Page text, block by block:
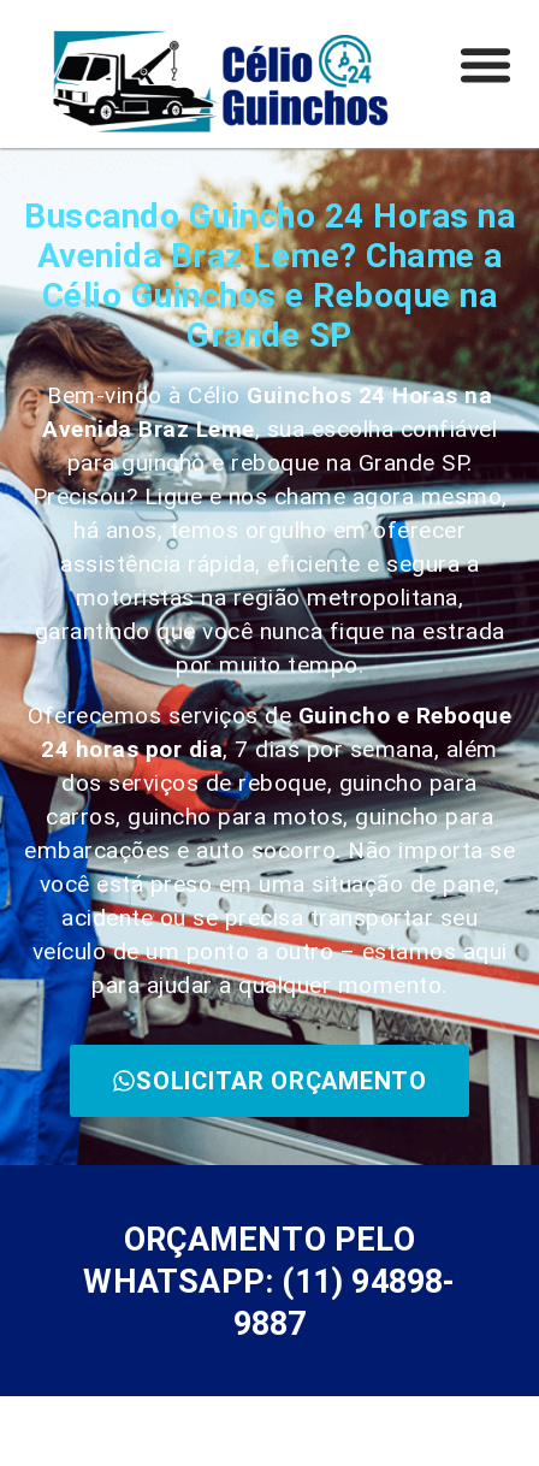
Buscando Guincho 24 Horas na
Avenida Braz Leme? Chame a
Célio Guinchos e Reboque na
Grande SP
Bem-vindo à CélioGuinchos 24 Horasna
Avenida Braz Leme, sua escolha confiável
para guincho e reboque na Grande SP.
Precisou? Ligue e nos chame agora mesmo,
há anos, temos orgulho em oferecer
assistência rápida, eficiente e segura a
motoristas na região metropolitana,
garantindo que você nunca fique na estrada
por muito tempo.
Oferecemos serviços deGuincho e Reboque
24 horas por dia, 7 dias por semana, além
dos serviços de reboque, guincho para
carros, guincho para motos, guincho para
embarcações e auto socorro. Não importa se
você está preso em uma situação de pane,
acidente ou se precisa transportar seu
veículo de um ponto a outro – estamos aqui
para ajudar a qualquer momento.
SOLICITAR ORÇAMENTO
ORÇAMENTO PELO
WHATSAPP: (11) 94898-
9887